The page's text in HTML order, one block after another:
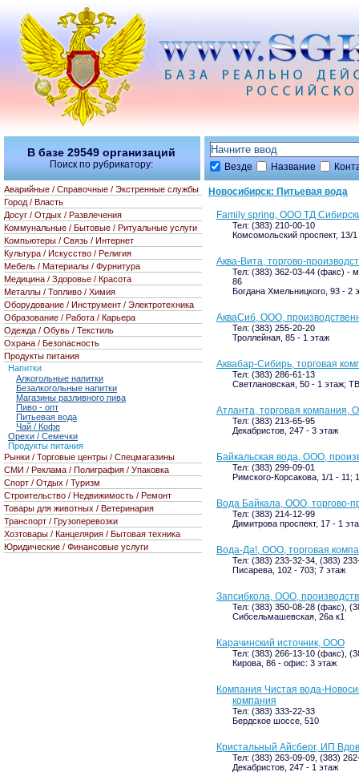
Везде Название
Новосибирск: Питьевая вода
Family spring, ООО ТД
Тел: (383) 210-00-10
Комсомольский проспект, 13/
Аква-Вита, торгово-
Тел: (383) 362-03-44 (факс) -
86
Богдана Хмельницкого, 93 - 2
АкваСиб, ООО,
Тел: (383) 255-20-20
Троллейная, 85 - 1 этаж
Аквабар-Сибирь, торговая
Тел: (383) 286-61-13
Светлановская, 50 - 1 этаж;
Атланта, торговая компания,
Тел: (383) 213-65-95
Декабристов, 247 - 3 этаж
Байкальская вода, ООО,
Тел: (383) 299-09-01
Римского-Корсакова, 1/1 - 11;
Вода Байкала, ООО, торгово-
Тел: (383) 214-12-99
Димитрова проспект, 17 - 1
Вода-Да!, ООО, торговая
Тел: (383) 233-32-34, (383)
Писарева, 102 - 703; 7 этаж
Запсибкола, ООО,
Тел: (383) 350-08-28 (факс),
Сибсельмашевская, 26а к1
Карачинский источник, ООО
Тел: (383) 266-13-10 (факс),
Кирова, 86 - офис: 3 этаж
Компания Чистая вода-
компания
Тел: (383) 333-22-33
Бердское шоссе, 510
Кристальный Айсберг, ИП
Тел: (383) 263-09-09, (383)
Декабристов, 247 - 1 этаж
В базе 29549 организаций
Поиск по рубрикатору:
Аварийные / Справочные / Экстренные службы
Город / Власть
Досуг / Отдых / Развлечения
Коммунальные / Бытовые / Ритуальные услуги
Компьютеры / Связь / Интернет
Культура / Искусство / Религия
Мебель / Материалы / Фурнитура
Медицина / Здоровье / Красота
Металлы / Топливо / Химия
Оборудование / Инструмент / Электротехника
Образование / Работа / Карьера
Одежда / Обувь / Текстиль
Охрана / Безопасность
Продукты питания
Напитки
Алкогольные напитки
Безалкогольные напитки
Магазины разливного пива
Пиво - опт
Питьевая вода
Чай / Кофе
Орехи / Семечки
Продукты питания
Рынки / Торговые центры / Спецмагазины
СМИ / Реклама / Полиграфия / Упаковка
Спорт / Отдых / Туризм
Строительство / Недвижимость / Ремонт
Товары для животных / Ветеринария
Транспорт / Грузоперевозки
Хозтовары / Канцелярия / Бытовая техника
Юридические / Финансовые услуги